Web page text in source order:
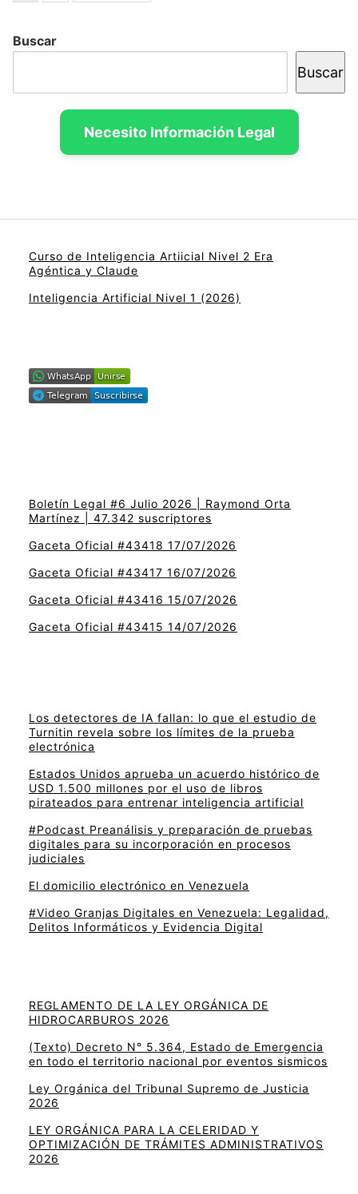
Buscar
Buscar
Necesito Información Legal
Curso de Inteligencia Artiicial Nivel 2 Era
Agéntica y Claude
Inteligencia Artificial Nivel 1 (2026)
Boletín Legal #6 Julio 2026 | Raymond Orta
Martínez | 47.342 suscriptores
Gaceta Oficial #43418 17/07/2026
Gaceta Oficial #43417 16/07/2026
Gaceta Oficial #43416 15/07/2026
Gaceta Oficial #43415 14/07/2026
Los detectores de IA fallan: lo que el estudio de
Turnitin revela sobre los límites de la prueba
electrónica
Estados Unidos aprueba un acuerdo histórico de
USD 1.500 millones por el uso de libros
pirateados para entrenar inteligencia artificial
#Podcast Preanálisis y preparación de pruebas
digitales para su incorporación en procesos
judiciales
El domicilio electrónico en Venezuela
#Video Granjas Digitales en Venezuela: Legalidad,
Delitos Informáticos y Evidencia Digital
REGLAMENTO DE LA LEY ORGÁNICA DE
HIDROCARBUROS 2026
(Texto) Decreto N° 5.364, Estado de Emergencia
en todo el territorio nacional por eventos sismicos
Ley Orgánica del Tribunal Supremo de Justicia
2026
LEY ORGÁNICA PARA LA CELERIDAD Y
OPTIMIZACIÓN DE TRÁMITES ADMINISTRATIVOS
2026